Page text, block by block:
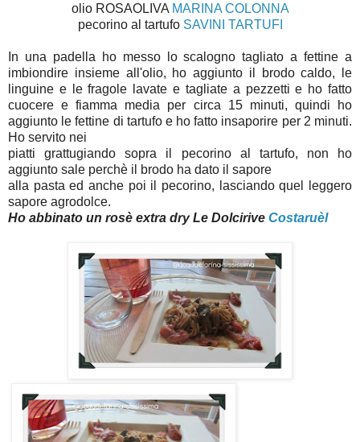
olio ROSAOLIVA MARINA COLONNA
pecorino al tartufo SAVINI TARTUFI
In una padella ho messo lo scalogno tagliato a fettine a
imbiondire insieme all'olio, ho aggiunto il brodo caldo, le
linguine e le fragole lavate e tagliate a pezzetti e ho fatto
cuocere e fiamma media per circa 15 minuti, quindi ho
aggiunto le fettine di tartufo e ho fatto insaporire per 2 minuti.
Ho servito nei
piatti grattugiando sopra il pecorino al tartufo, non ho
aggiunto sale perchè il brodo ha dato il sapore
alla pasta ed anche poi il pecorino, lasciando quel leggero
sapore agrodolce.
Ho abbinato un rosè extra dry Le Dolcirive Costaruèl